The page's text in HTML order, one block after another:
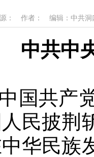
源： 作者： 编辑：中共
中共中
国共产
民披荆
华民族